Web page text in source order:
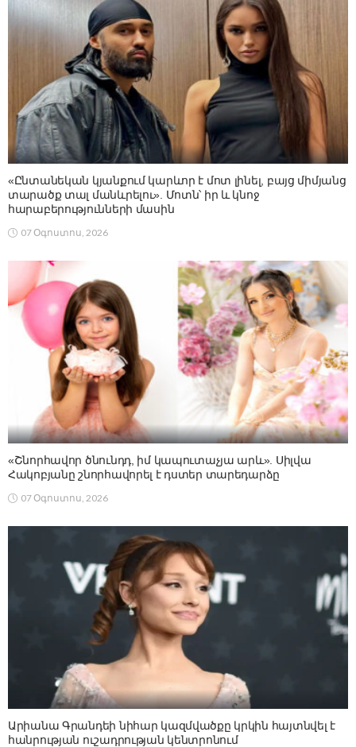
«Ընտանեկան կյանքում կարևոր է մոտ լինել, բայց միմյանց
տարածք տալ մանևրելու». Մոտն՝ իր և կնոջ
հարաբերությունների մասին
07 Օգոստոս, 2026
«Շնորհավոր ծնունդդ, իմ կապուտաչյա արև». Սիլվա
Հակոբյանը շնորհավորել է դստեր տարեդարձը
07 Օգոստոս, 2026
Արիանա Գրանդեի նիհար կազմվածքը կրկին հայտնվել է
հանրության ուշադրության կենտրոնում